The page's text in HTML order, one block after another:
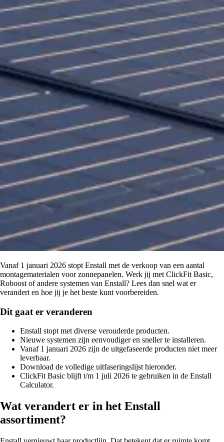
Vanaf 1 januari 2026 stopt Enstall met de verkoop van een aantal
montagematerialen voor zonnepanelen. Werk jij met ClickFit Basic,
Roboost of andere systemen van Enstall? Lees dan snel wat er
verandert en hoe jij je het beste kunt voorbereiden.
Dit gaat er veranderen
Enstall stopt met diverse verouderde producten.
Nieuwe systemen zijn eenvoudiger en sneller te installeren.
Vanaf 1 januari 2026 zijn de uitgefaseerde producten niet meer
leverbaar.
Download de volledige uitfaseringslijst hieronder.
ClickFit Basic blijft t/m 1 juli 2026 te gebruiken in de Enstall
Calculator.
Wat verandert er in het Enstall
assortiment?